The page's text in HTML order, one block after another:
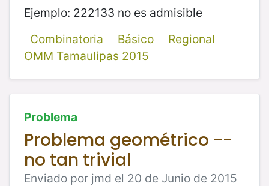
Ejemplo: 222133 no es admisible
Combinatoria
Básico
Regional
OMM Tamaulipas 2015
Problema
Problema geométrico --
no tan trivial
Enviado por jmd el 20 de Junio de 2015